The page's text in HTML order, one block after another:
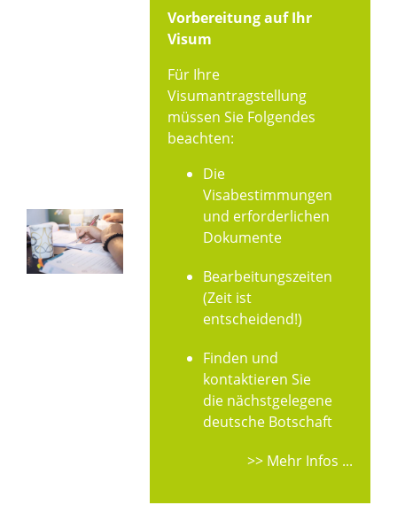
Vorbereitung auf Ihr
Visum
Für Ihre
Visumantragstellung
müssen Sie Folgendes
beachten:
Die
Visabestimmungen
und erforderlichen
Dokumente
Bearbeitungszeiten
(Zeit ist
entscheidend!)
Finden und
kontaktieren Sie
die nächstgelegene
deutsche Botschaft
>> Mehr Infos ...